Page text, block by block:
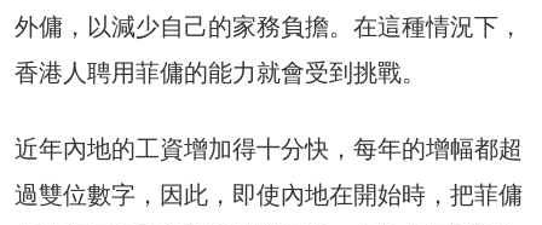
外傭，以減少自己的家務負擔。在這種情況下，
香港人聘用菲傭的能力就會受到挑戰。
近年內地的工資增加得十分快，每年的增幅都超
過雙位數字，因此，即使內地在開始時，把菲傭